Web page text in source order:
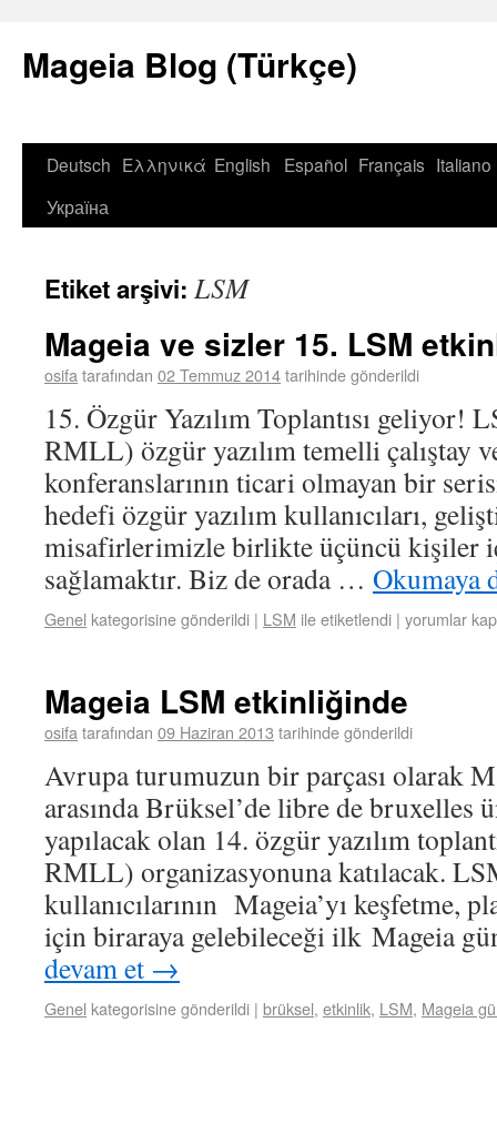
Mageia Blog (Türkçe)
Deutsch Ελληνικά English Español Français Italiano
Україна
Etiket arşivi: LSM
Mageia ve sizler 15. LSM
osifa tarafından 02 Temmuz 2014tarihinde gönderildi
15. Özgür Yazılım Toplantısı geliyor!
RMLL) özgür yazılım temelli çalıştay
konferanslarının ticari olmayan bir
hedefi özgür yazılım kullanıcıları,
misafirlerimizle birlikte üçüncü kişiler
sağlamaktır. Biz de orada … Okumaya
Genel kategorisine gönderildi | LSM ile etiketlendi | yorumlar
Mageia LSM etkinliğinde
osifa tarafından 09 Haziran 2013 tarihinde gönderildi
Avrupa turumuzun bir parçası olarak
arasında Brüksel’de libre de bruxelles
yapılacak olan 14. özgür yazılım
RMLL) organizasyonuna katılacak.
kullanıcılarının Mageia’yı keşfetme,
için biraraya gelebileceği ilk Mageia
devam et →
Genel kategorisine gönderildi | brüksel, etkinlik, LSM, Mageia